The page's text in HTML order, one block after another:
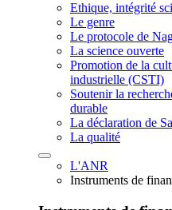
Ethique, intégrité
Le genre
Le protocole de
La science ouverte
Promotion de la
industrielle (CSTI)
Soutenir la
durable
La déclaration de
La qualité
L'ANR
Instruments de